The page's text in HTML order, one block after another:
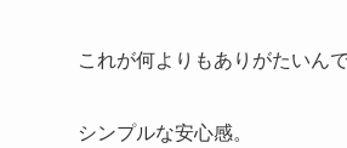
これが何よりもありがたいんで
シンプルな安心感。